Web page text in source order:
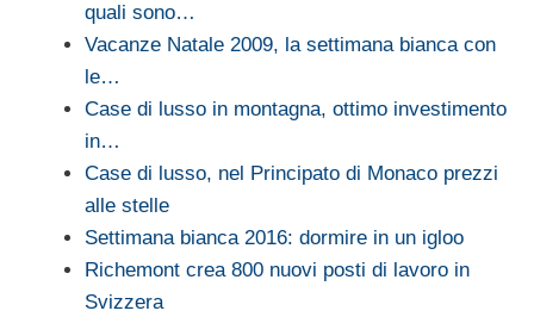
quali sono…
Vacanze Natale 2009, la settimana bianca con
le…
Case di lusso in montagna, ottimo investimento
in…
Case di lusso, nel Principato di Monaco prezzi
alle stelle
Settimana bianca 2016: dormire in un igloo
Richemont crea 800 nuovi posti di lavoro in
Svizzera